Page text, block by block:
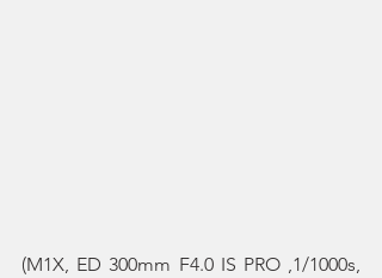
(M1X, ED 300mm F4.0 IS PRO ,1/1000s,